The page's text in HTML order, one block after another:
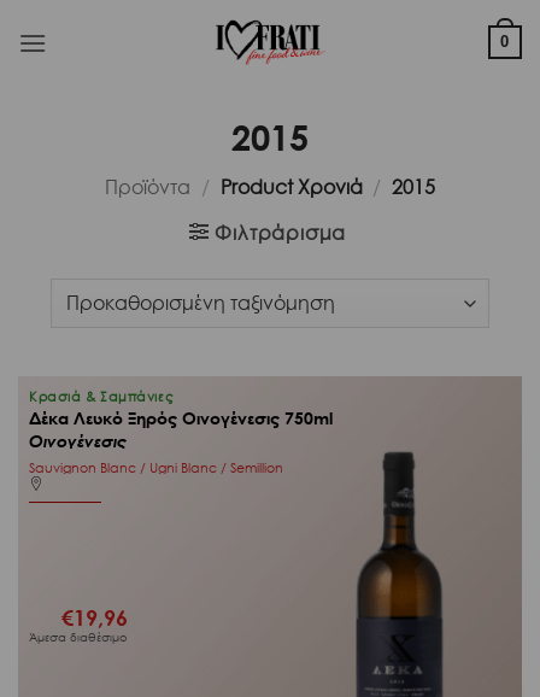
στο
0
2015
Προϊόντα / Product Χρονιά / 2015
Φιλτράρισμα
Κρασιά & Σαμπάνιες
Δέκα Λευκό Ξηρός Οινογένεσις 750ml
Οινογένεσις
Sauvignon Blanc / Ugni Blanc / Semillion
€19,96
Άμεσα διαθέσιμο